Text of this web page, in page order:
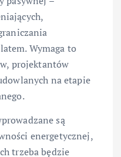
Wymaga to
projektantów
na etapie
są
energetycznej,
trzeba będzie